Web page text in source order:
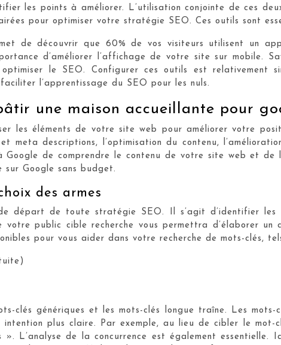
les points à améliorer. L’utilisation conjointe de ces
pour optimiser votre stratégie SEO. Ces outils sont
de découvrir que 60% de vos visiteurs utilisent un
d’améliorer l’affichage de votre site sur
le SEO. Configurer ces outils est relativement
l’apprentissage du SEO pour les nuls.
une maison accueillante pour
les éléments de votre site web pour améliorer votre
meta descriptions, l’optimisation du contenu,
de comprendre le contenu de votre site web et de
Google sans budget.
des armes
départ de toute stratégie SEO. Il s’agit d’identifier les
votre public cible recherche vous permettra d’élaborer
pour vous aider dans votre recherche de mots-clés,
clés génériques et les mots-clés longue traîne. Les
intention plus claire. Par exemple, au lieu de cibler le
L’analyse de la concurrence est également essentielle.